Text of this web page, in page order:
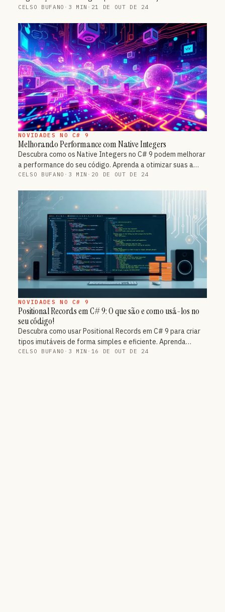
CELSO BUFANO · 3 MIN · 21 DE OUT DE 24
NOVIDADES NO C# 9
Melhorando Performance com Native Integers
Descubra como os Native Integers no C# 9 podem melhorar
a performance do seu código. Aprenda a otimizar suas a…
CELSO BUFANO · 3 MIN · 20 DE OUT DE 24
NOVIDADES NO C# 9
Positional Records em C# 9: O que são e como usá-los no
seu código!
Descubra como usar Positional Records em C# 9 para criar
tipos imutáveis de forma simples e eficiente. Aprenda…
CELSO BUFANO · 3 MIN · 16 DE OUT DE 24